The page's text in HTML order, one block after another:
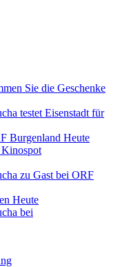
Sie die Geschenke
Burgenland Heute
Heute